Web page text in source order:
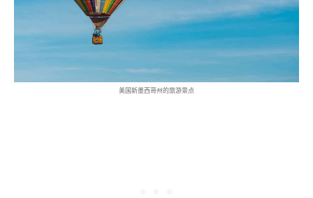
美国新墨西哥州的旅游景点